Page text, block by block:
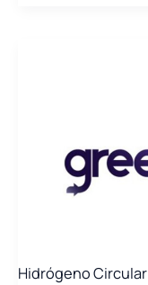
Hidrógeno Circular